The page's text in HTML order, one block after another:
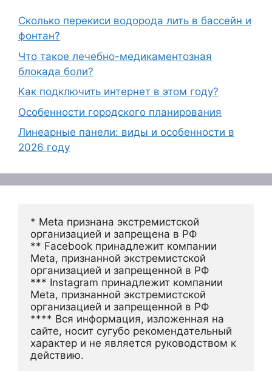
Сколько перекиси водорода лить в бассейн и
фонтан?
Что такое лечебно-медикаментозная
блокада боли?
Как подключить интернет в этом году?
Особенности городского планирования
Линеарные панели: виды и особенности в
2026 году
* Meta признана экстремистской
организацией и запрещена в РФ
** Facebook принадлежит компании
Meta, признанной экстремистской
организацией и запрещенной в РФ
*** Instagram принадлежит компании
Meta, признанной экстремистской
организацией и запрещенной в РФ
**** Вся информация, изложенная на
сайте, носит сугубо рекомендательный
характер и не является руководством к
действию.